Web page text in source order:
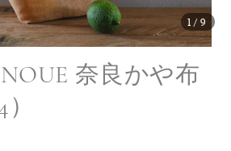
1 /9
奈良かや布